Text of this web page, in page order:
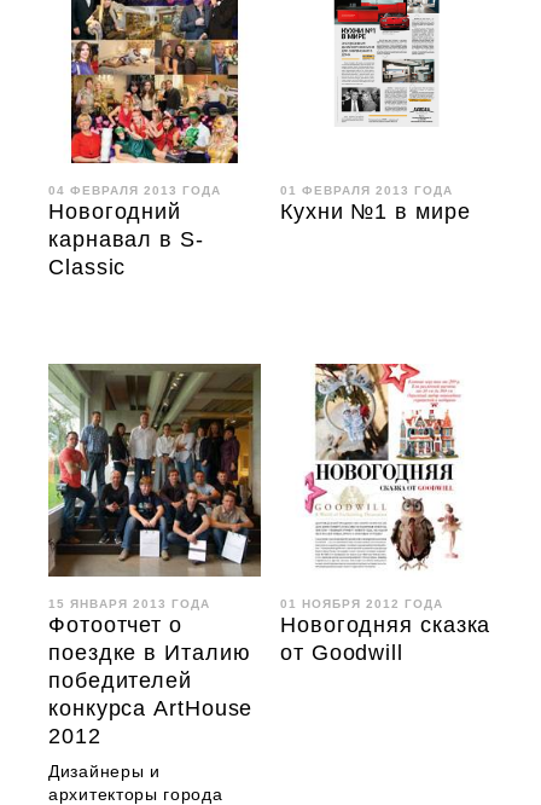
04 ФЕВРАЛЯ 2013 ГОДА
Новогодний
карнавал в S-
Classic
01 ФЕВРАЛЯ 2013 ГОДА
Кухни №1 в мире
15 ЯНВАРЯ 2013 ГОДА
Фотоотчет о
поездке в Италию
победителей
конкурса ArtHouse
2012
Дизайнеры и
архитекторы города
01 НОЯБРЯ 2012 ГОДА
Новогодняя сказка
от Goodwill